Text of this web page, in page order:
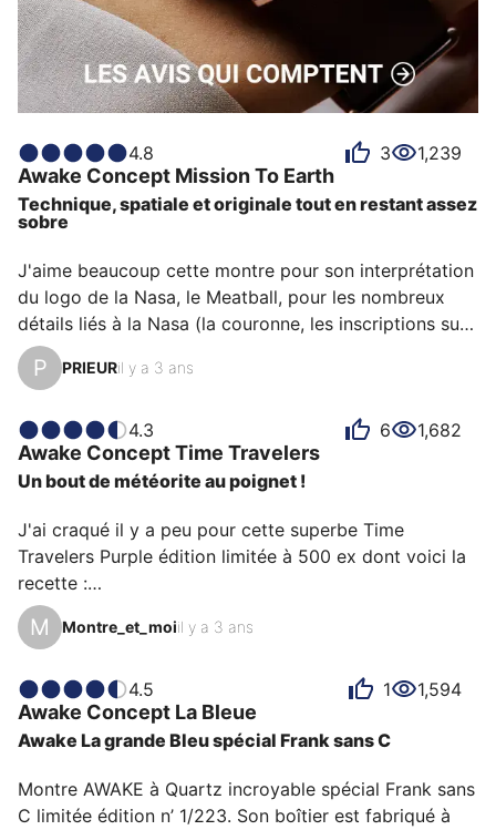
4.8 3 1,239
Awake Concept Mission To Earth
Technique, spatiale et originale tout en restant assez
sobre
J'aime beaucoup cette montre pour son interprétation
du logo de la Nasa, le Meatball, pour les nombreux
détails liés à la Nasa (la couronne, les inscriptions sur
la couronne rouge, la devise de la Nasa sur l'arrière, le
symbole d'étanchéité dessiné grâce à un poisson avec
au titane spacial recyclé du boitier, et sa technologie
innovante : le verre contient une puce NFC qui permet
d'authentifier la propriété de la montre et son origine
P PRIEURil y a 3 ans
4.3 6 1,682
Awake ConceptTime Travelers
Un bout de météorite au poignet !
J'ai craqué il y a peu pour cette superbe Time
Travelers Purple édition limitée à 500 ex dont voici la
recette :
- un peu de cocorico comme on l'aime
- une tranche de la plus vieille météorite retrouvée à
- un morceau de Space Titanium qui allie plusieurs
finitions
- une bonne dose de détails sympa (couronne avec
- un moule contenu de 40mm
Pas grand chose à lui reprocher, c'est un voyage dans
M Montre_et_moiil y a 3 ans
4.5 1 1,594
Awake Concept La Bleue
Awake La grande Bleu spécial Frank sans C
Montre AWAKE à Quartz incroyable spécial Frank sans
C limitée édition n’ 1/223. Son boîtier est fabriqué à